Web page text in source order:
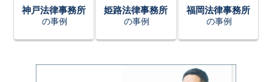
神戸法律事務所
の事例
姫路法律事務所
の事例
福岡法律事務所
の事例